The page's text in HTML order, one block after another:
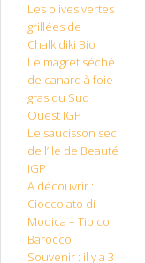
Les olives vertes
grillées de
Chalkidiki Bio
Le magret séché
de canard à foie
gras du Sud
Ouest IGP
Le saucisson sec
de l’Ile de Beauté
IGP
A découvrir :
Cioccolato di
Modica – Tipico
Barocco
Souvenir : il y a 3